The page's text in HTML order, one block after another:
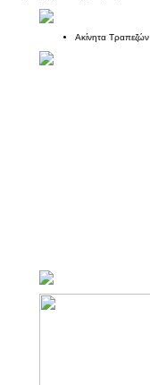
Ακίνητα Τραπεζών